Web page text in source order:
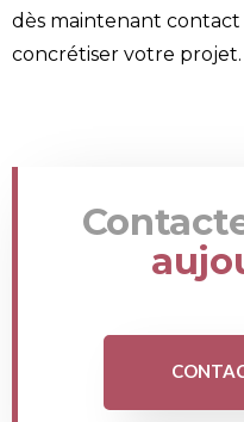
dès maintenant contact
concrétiser votre projet.